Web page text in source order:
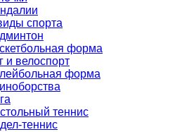
спорта
форма
и велоспорт
форма
теннис
теннис